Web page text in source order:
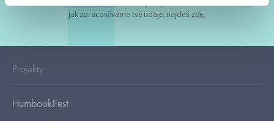
jak zpracováváme tvé údaje, najdeš zde.
Projekty
HumbookFest